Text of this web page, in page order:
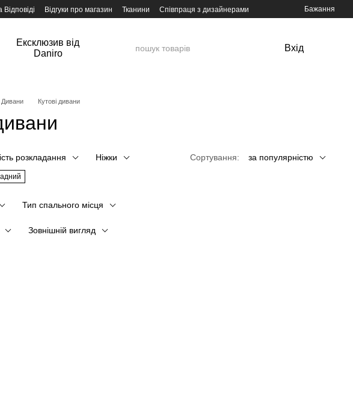
Відгуки про магазин Тканини Співпраця з дизайнерами Бажання
Ексклюзив від
Daniro
Вхід
Дивани Кутові дивани
розкладання Ніжки
Тип спального місця
Зовнішній вигляд
Сортування: за популярністю